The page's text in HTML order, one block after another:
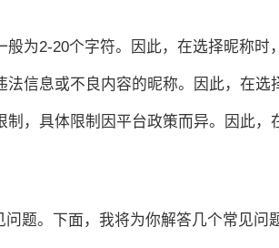
为2-20个字符。因此，在选择昵称时
信息或不良内容的昵称。因此，在选
，具体限制因平台政策而异。因此
题。下面，我将为你解答几个常见问题